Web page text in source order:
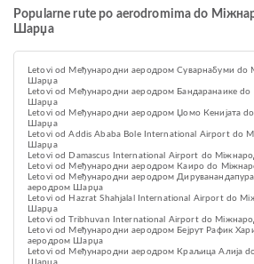
Popularne rute po aerodromima do
Шарџа
Letovi od Међународни аеродром Суварнабуми do
Шарџа
Letovi od Међународни аеродром Бандаранаике
Шарџа
Letovi od Међународни аеродром Џомо Кенијата
Шарџа
Letovi od Addis Ababa Bole International Airport do
Шарџа
Letovi od Damascus International Airport do
Letovi od Међународни аеродром Каиро do
Letovi od Међународни аеродром
аеродром Шарџа
Letovi od Hazrat Shahjalal International Airport do
Шарџа
Letovi od Tribhuvan International Airport do
Letovi od Међународни аеродром Бејрут Рафик
аеродром Шарџа
Letovi od Међународни аеродром Краљица Алија
Шарџа